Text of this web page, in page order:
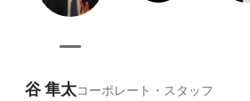
谷 隼太コーポレート・スタッフ